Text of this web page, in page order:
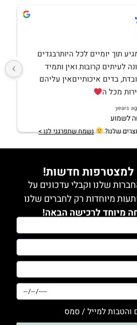
מכל ה
לשמוע
שלנו? נשמח שתפרגני לנו >
שלנו וקבלי עדכונים על
מיוחדות רק לחברים שלנו
מיוחד לרכישה הבאה!
והטבות למייל / סמס